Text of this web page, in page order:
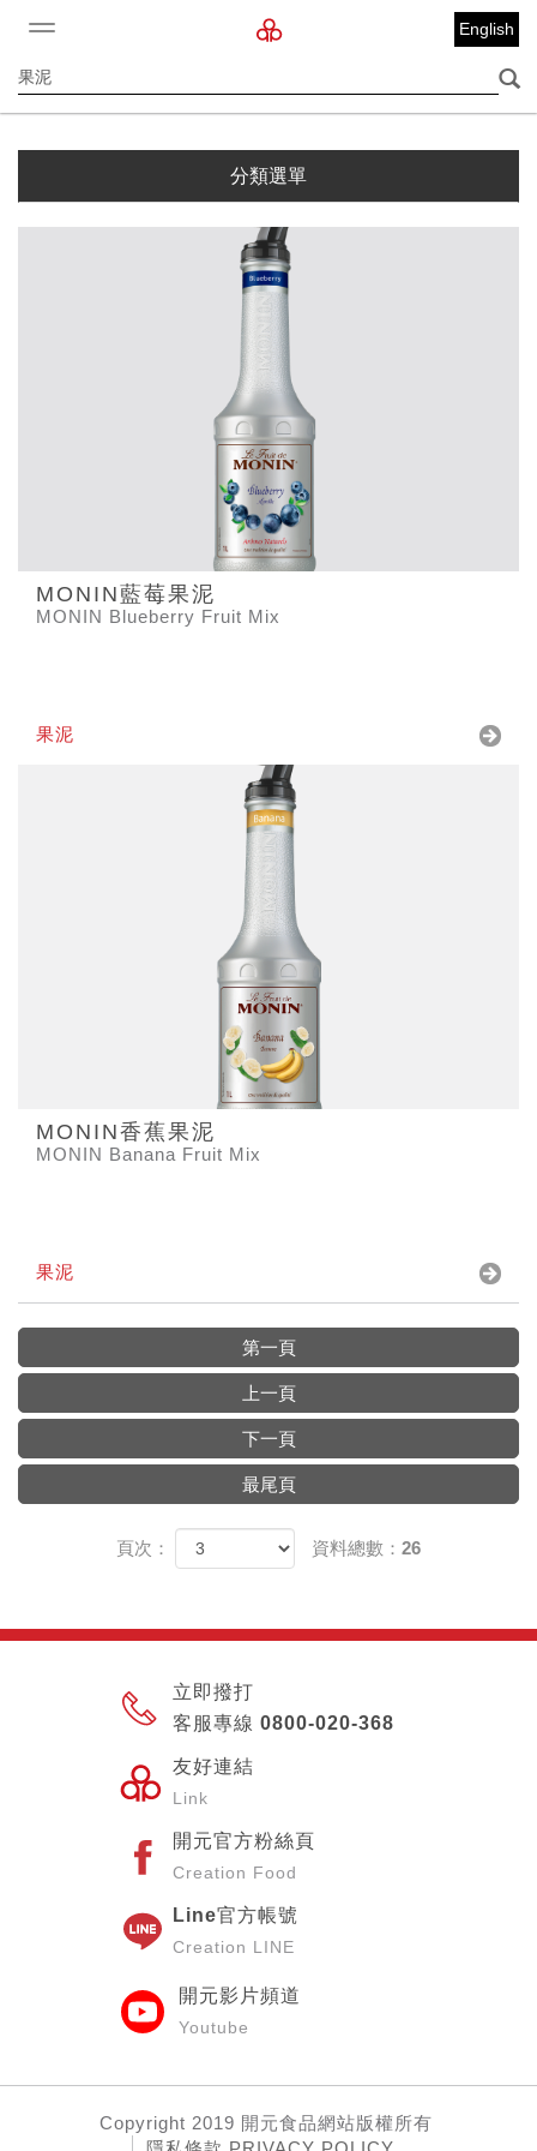
English
分類選單
MONIN藍莓果泥
MONIN Blueberry Fruit Mix
果泥
MONIN香蕉果泥
MONIN Banana Fruit Mix
果泥
第一頁
上一頁
下一頁
最尾頁
頁次： 資料總數：26
立即撥打
客服專線 0800-020-368
友好連結
Link
開元官方粉絲頁
Creation Food
Line官方帳號
Creation LINE
開元影片頻道
Youtube
Copyright 2019 開元食品網站版權所有